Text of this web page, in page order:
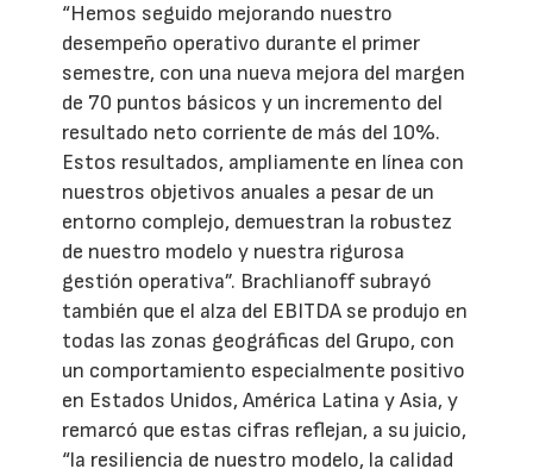
“Hemos seguido mejorando nuestro
desempeño operativo durante el primer
semestre, con una nueva mejora del margen
de 70 puntos básicos y un incremento del
resultado neto corriente de más del 10%.
Estos resultados, ampliamente en línea con
nuestros objetivos anuales a pesar de un
entorno complejo, demuestran la robustez
de nuestro modelo y nuestra rigurosa
gestión operativa”. Brachlianoff subrayó
también que el alza del EBITDA se produjo en
todas las zonas geográficas del Grupo, con
un comportamiento especialmente positivo
en Estados Unidos, América Latina y Asia, y
remarcó que estas cifras reflejan, a su juicio,
“la resiliencia de nuestro modelo, la calidad